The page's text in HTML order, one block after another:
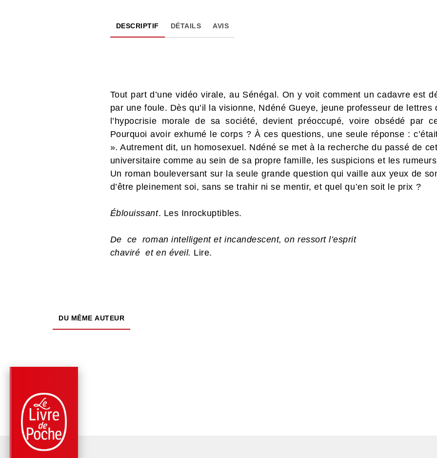
DESCRIPTIF DÉTAILS AVIS
Tout part d’une vidéo virale, au Sénégal. On y voit comment un cadavre est
par une foule. Dès qu’il la visionne, Ndéné Gueye, jeune professeur de lettres
l’hypocrisie morale de sa société, devient préoccupé, voire obsédé par
Pourquoi avoir exhumé le corps ? À ces questions, une seule réponse :
». Autrement dit, un homosexuel. Ndéné se met à la recherche du passé de
universitaire comme au sein de sa propre famille, les suspicions et les
Un roman bouleversant sur la seule grande question qui vaille aux yeux de
d’être pleinement soi, sans se trahir ni se mentir, et quel qu’en soit le prix ?
Éblouissant. Les Inrockuptibles.
De ce roman intelligent et incandescent, on ressort l’esprit
chaviré et en éveil. Lire.
DU MÊME AUTEUR